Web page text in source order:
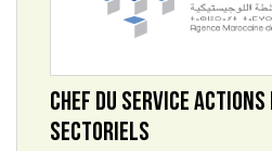
CHEF DU SERVICE
SECTORIELS